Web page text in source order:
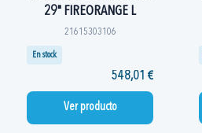
29" FIREORANGE L
21615303106
En stock
548,01 €
Ver producto